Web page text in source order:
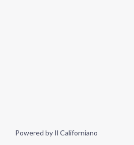
Powered by Il Californiano